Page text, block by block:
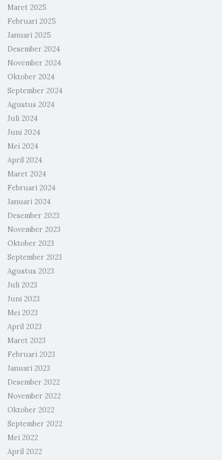
Maret 2025
Februari 2025
Januari 2025
Desember 2024
November 2024
Oktober 2024
September 2024
Agustus 2024
Juli 2024
Juni 2024
Mei 2024
April 2024
Maret 2024
Februari 2024
Januari 2024
Desember 2023
November 2023
Oktober 2023
September 2023
Agustus 2023
Juli 2023
Juni 2023
Mei 2023
April 2023
Maret 2023
Februari 2023
Januari 2023
Desember 2022
November 2022
Oktober 2022
September 2022
Mei 2022
April 2022